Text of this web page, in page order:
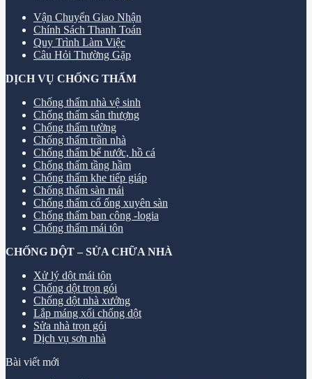
Vận Chuyển Giao Nhận
Chính Sách Thanh Toán
Quy Trình Làm Việc
Câu Hỏi Thường Gặp
DỊCH VỤ CHỐNG THẤM
Chống thấm nhà vệ sinh
Chống thấm sân thượng
Chống thấm tường
Chống thấm trần nhà
Chống thấm bể nước, hồ cá
Chống thấm tầng hầm
Chống thấm khe tiếp giáp
Chống thấm sàn mái
Chống thấm cổ ống xuyên sàn
Chống thấm ban công -logia
Chống thấm mái tôn
CHỐNG DỘT – SỬA CHỮA NHÀ
Xử lý dột mái tôn
Chống dột trọn gói
Chống dột nhà xưởng
Lắp máng xối chống dột
Sửa nhà trọn gói
Dịch vụ sơn nhà
Bài viết mới